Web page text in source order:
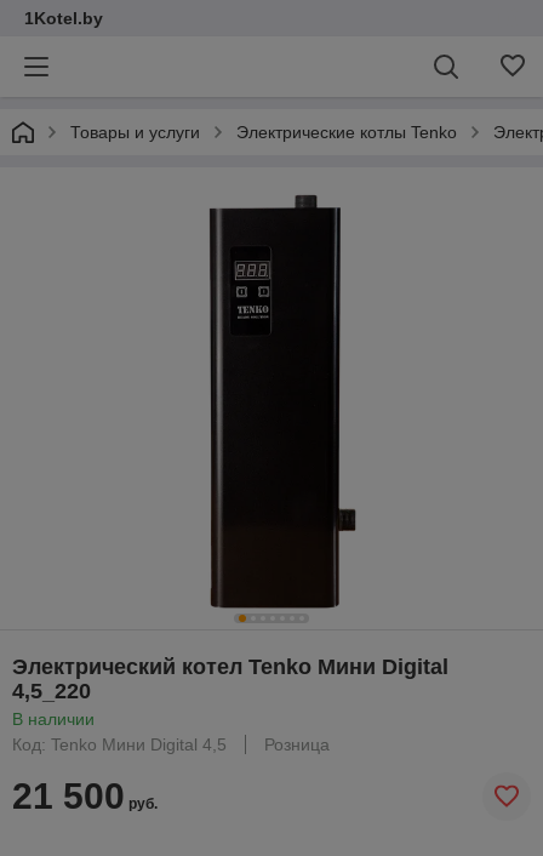
1Kotel.by
Товары и услуги Электрические котлы Tenko
Электрический котел Tenko Мини Digital
4,5_220
В наличии
Код: Tenko Мини Digital 4,5
Розница
21 500 руб.